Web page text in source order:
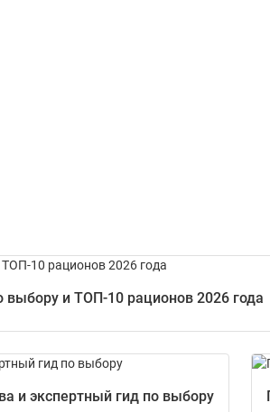
и ТОП-10 рационов 2026 года
и экспертный гид по выбору